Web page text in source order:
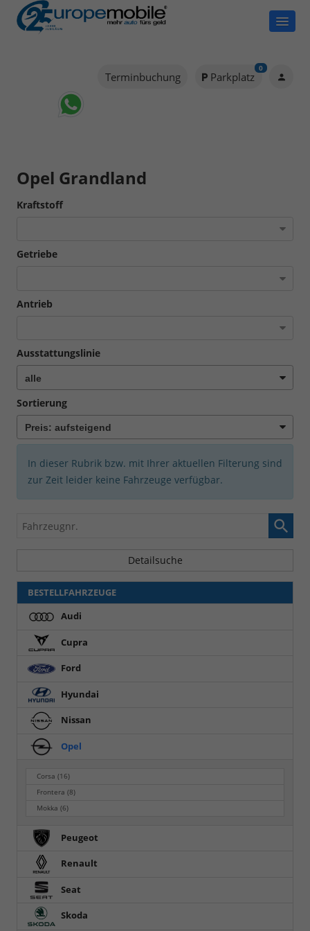
Terminbuchung Parkplatz
0
Opel Grandland
Kraftstoff
Getriebe
Antrieb
Ausstattungslinie
Sortierung
In dieser Rubrik bzw. mit Ihrer aktuellen Filterung sind
zur Zeit leider keine Fahrzeuge verfügbar.
Fahrzeugnr.
Detailsuche
BESTELLFAHRZEUGE
Audi
Cupra
Ford
Hyundai
Nissan
Opel
Corsa(16)
Frontera(8)
Mokka(6)
Peugeot
Renault
Seat
Skoda